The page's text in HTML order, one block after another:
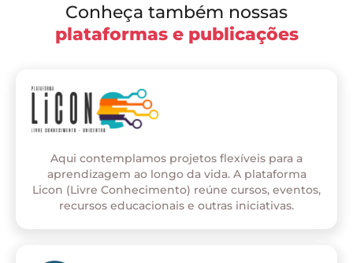
Conheça também nossas
plataformas e publicações
Aqui contemplamos projetos flexíveis para a
aprendizagem ao longo da vida. A plataforma
Licon (Livre Conhecimento) reúne cursos, eventos,
recursos educacionais e outras iniciativas.